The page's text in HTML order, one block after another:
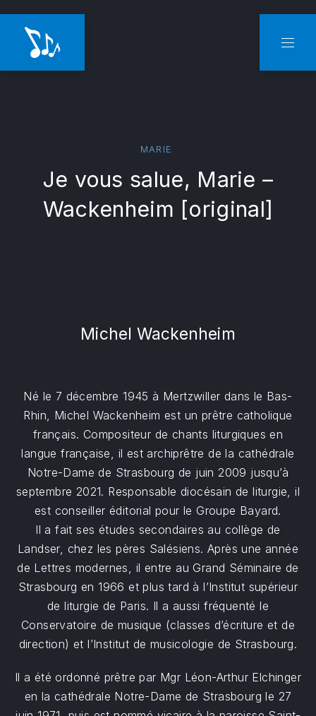
MARIE
Je vous salue, Marie –
Wackenheim [original]
Michel Wackenheim
Né le 7 décembre 1945 à Mertzwiller dans le Bas-
Rhin, Michel Wackenheim est un prêtre catholique
français. Compositeur de chants liturgiques en
langue française, il est archiprêtre de la cathédrale
Notre-Dame de Strasbourg de juin 2009 jusqu’à
septembre 2021. Responsable diocésain de liturgie, il
est conseiller éditorial pour le Groupe Bayard.
Il a fait ses études secondaires au collège de
Landser, chez les pères Salésiens. Après une année
de Lettres modernes, il entre au Grand Séminaire de
Strasbourg en 1966 et plus tard à l’Institut supérieur
de liturgie de Paris. Il a aussi fréquenté le
Conservatoire de musique (classes d’écriture et de
direction) et l’Institut de musicologie de Strasbourg.
Il a été ordonné prêtre par Mgr Léon-Arthur Elchinger
en la cathédrale Notre-Dame de Strasbourg le 27